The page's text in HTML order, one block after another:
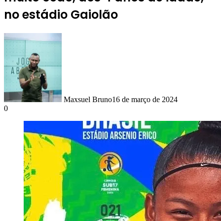
no estádio Gaiolão
Maxsuel Bruno16 de março de 2024
0